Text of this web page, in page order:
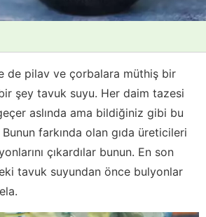
de pilav ve çorbalara müthiş bir
şey tavuk suyu. Her daim tazesi
aslında ama bildiğiniz gibi bu
farkında olan gıda üreticileri
çıkardılar bunun. En son
tavuk suyundan önce bulyonlar